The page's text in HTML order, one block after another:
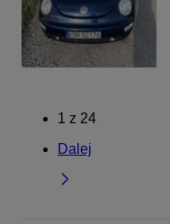
1 z 24
Dalej